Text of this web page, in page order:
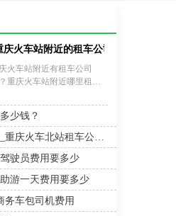
庆火车站附近的租车公司
火车站附近有租车公司
重庆火车站附近哪里租车
话号码多少？重庆火车站
租车公司价格多少钱一
重庆租车公司主要面对包
庆火车站在内的重庆主城
的社会各界需要用车的人
供机场接送、包车、自驾
、商务用车、婚庆礼车及
车，提供多种优质周到的
租赁业务。
少钱？
重庆火车站租车价格_重庆火车北站租车公司电话
驶员费用要多少
游一天费用要多少
务车包司机费用